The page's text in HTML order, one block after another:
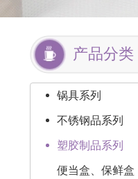
产品分类
锅具系列
不锈钢品系列
塑胶制品系列
便当盒、保鲜盒